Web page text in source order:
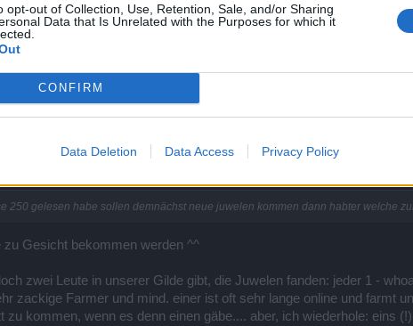
opt-out of Collection, Use, Retention, Sale, and/or Sharing
Data that Is Unrelated with the Purposes for which it
CONFIRM
Data Deletion Data Access Privacy Policy
ist noch nicht vorbei!)
250 gelesen habe sollen demnächst neue juwelen kommen dann habter welche
zu Gesicht bekommen werden ^^
zwei Leute in unserer Gilde gibt, die Juwelen fanden: jeder 1 -
zackige Farmer und mind. einer ist oft sehr lange online und farmt
zu kommen, wenn es denn einen gäbe.... aber, ich wiederhole: eins